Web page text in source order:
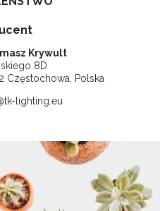
Krywult
8D
Częstochowa, Polska
lighting.eu